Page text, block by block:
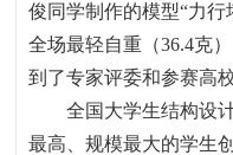
俊同学制作的模型“力行
全场最轻自重（36.4克
到了专家评委和参赛高
全国大学生结构设
最高、规模最大的学生